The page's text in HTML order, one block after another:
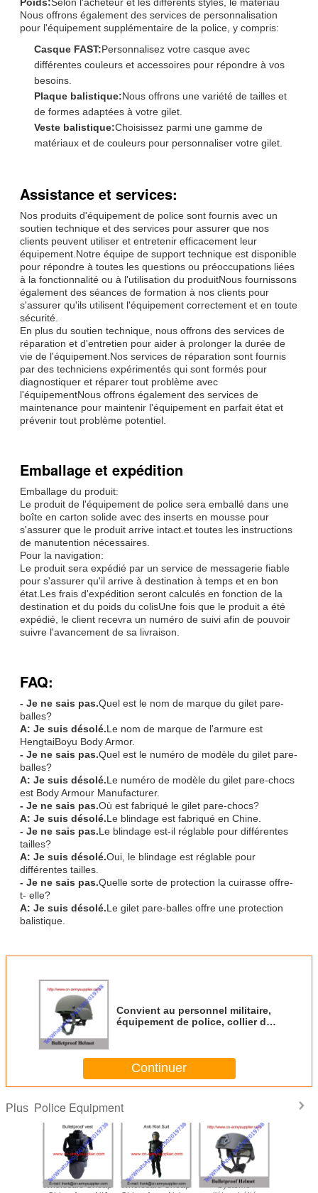
Nous offrons également des services de personnalisation
pour l'équipement supplémentaire de la police, y compris:
Casque FAST:Personnalisez votre casque avec
différentes couleurs et accessoires pour répondre à vos
besoins.
Plaque balistique:Nous offrons une variété de tailles et
de formes adaptées à votre gilet.
Veste balistique:Choisissez parmi une gamme de
matériaux et de couleurs pour personnaliser votre gilet.
Assistance et services:
Nos produits d'équipement de police sont fournis avec un
soutien technique et des services pour assurer que nos
clients peuvent utiliser et entretenir efficacement leur
équipement.Notre équipe de support technique est disponible
pour répondre à toutes les questions ou préoccupations liées
à la fonctionnalité ou à l'utilisation du produitNous fournissons
également des séances de formation à nos clients pour
s'assurer qu'ils utilisent l'équipement correctement et en toute
sécurité.
En plus du soutien technique, nous offrons des services de
réparation et d'entretien pour aider à prolonger la durée de
vie de l'équipement.Nos services de réparation sont fournis
par des techniciens expérimentés qui sont formés pour
diagnostiquer et réparer tout problème avec
l'équipementNous offrons également des services de
maintenance pour maintenir l'équipement en parfait état et
prévenir tout problème potentiel.
Emballage et expédition
Emballage du produit:
Le produit de l'équipement de police sera emballé dans une
boîte en carton solide avec des inserts en mousse pour
s'assurer que le produit arrive intact.et toutes les instructions
de manutention nécessaires.
Pour la navigation:
Le produit sera expédié par un service de messagerie fiable
pour s'assurer qu'il arrive à destination à temps et en bon
état.Les frais d'expédition seront calculés en fonction de la
destination et du poids du colisUne fois que le produit a été
expédié, le client recevra un numéro de suivi afin de pouvoir
suivre l'avancement de sa livraison.
FAQ:
- Je ne sais pas.Quel est le nom de marque du gilet pare-
balles?
A: Je suis désolé.Le nom de marque de l'armure est
HengtaiBoyu Body Armor.
- Je ne sais pas.Quel est le numéro de modèle du gilet pare-
balles?
A: Je suis désolé.Le numéro de modèle du gilet pare-chocs
est Body Armour Manufacturer.
- Je ne sais pas.Où est fabriqué le gilet pare-chocs?
A: Je suis désolé.Le blindage est fabriqué en Chine.
- Je ne sais pas.Le blindage est-il réglable pour différentes
tailles?
A: Je suis désolé.Oui, le blindage est réglable pour
différentes tailles.
- Je ne sais pas.Quelle sorte de protection la cuirasse offre-
t- elle?
A: Je suis désolé.Le gilet pare-balles offre une protection
balistique.
Convient au personnel militaire,
équipement de police, collier de
Continuer
Plus Police Equipment
Wholesale Cheap
Wholesale Cheap
Système